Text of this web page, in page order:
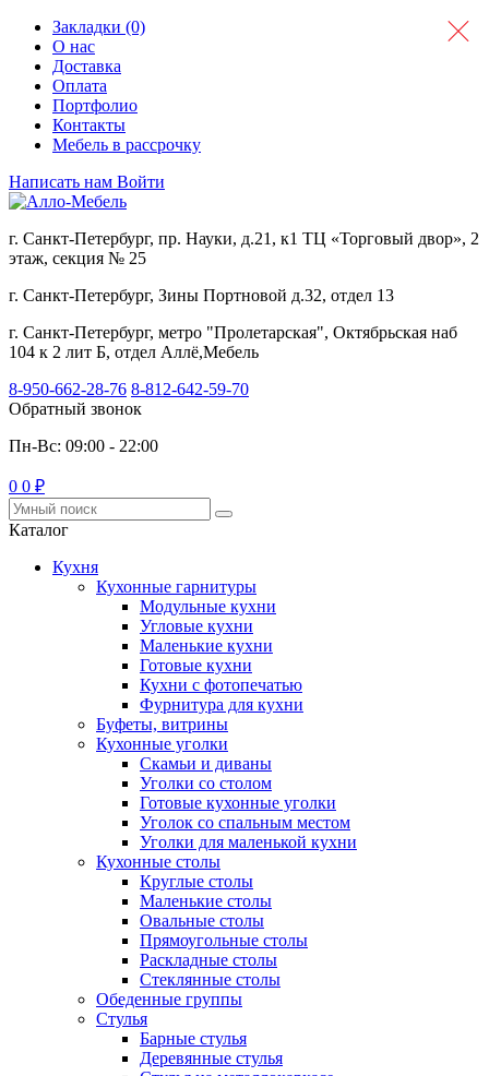
Закладки (0)
О нас
Доставка
Оплата
Портфолио
Контакты
Мебель в рассрочку
Написать нам Войти
г. Санкт-Петербург, пр. Науки, д.21, к1 ТЦ «Торговый двор», 2
этаж, секция № 25
г. Санкт-Петербург, Зины Портновой д.32, отдел 13
г. Санкт-Петербург, метро "Пролетарская", Октябрьская наб
104 к 2 лит Б, отдел Аллё,Мебель
8-950-662-28-76 8-812-642-59-70
Обратный звонок
Пн-Вс: 09:00 - 22:00
0 0 ₽
Каталог
Кухня
Кухонные гарнитуры
Модульные кухни
Угловые кухни
Маленькие кухни
Готовые кухни
Кухни с фотопечатью
Фурнитура для кухни
Буфеты, витрины
Кухонные уголки
Скамьи и диваны
Уголки со столом
Готовые кухонные уголки
Уголок со спальным местом
Уголки для маленькой кухни
Кухонные столы
Круглые столы
Маленькие столы
Овальные столы
Прямоугольные столы
Раскладные столы
Стеклянные столы
Обеденные группы
Стулья
Барные стулья
Деревянные стулья